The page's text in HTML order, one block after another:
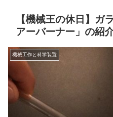
【機械王の休日】ガ
アーバーナー」の紹
機械工作と科学装置